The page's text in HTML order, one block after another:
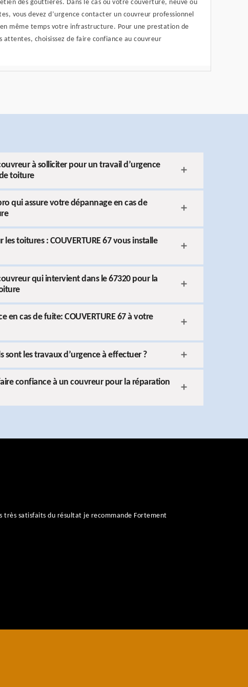
des gouttières. Dans le cas où votre couverture, neuve ou
vous devez d’urgence contacter un couvreur professionnel
même temps votre infrastructure. Pour une prestation de
attentes, choisissez de faire confiance au couvreur
à solliciter pour un travail d’urgence
toiture
qui assure votre dépannage en cas de
les toitures : COUVERTURE 67 vous installe
qui intervient dans le 67320 pour la
en cas de fuite: COUVERTURE 67 à votre
sont les travaux d’urgence à effectuer ?
confiance à un couvreur pour la réparation
très satisfaits du résultat je recommande Fortement